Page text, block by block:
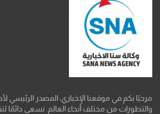
مرحبًا بكم في موقعنا الإخباري، المصدر الرئيسي
والتطورات من مختلف أنحاء العالم. نسعى دائمًا